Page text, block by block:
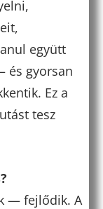
együtt
és gyorsan
Ez a
tesz
— fejlődik. A